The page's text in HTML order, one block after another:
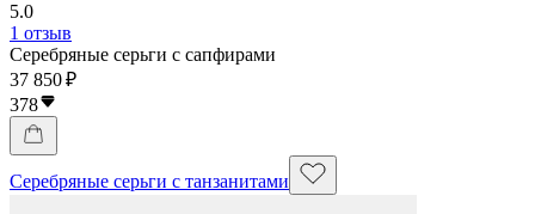
5.0
1 отзыв
Серебряные серьги с сапфирами
37 850 ₽
378
Серебряные серьги с танзанитами